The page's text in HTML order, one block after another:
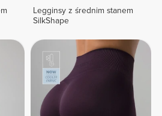
Legginsy z średnim stanem
SilkShape